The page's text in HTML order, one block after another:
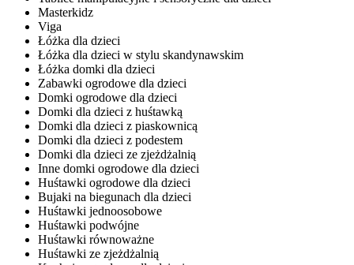
Masterkidz
Viga
Łóżka dla dzieci
Łóżka dla dzieci w stylu skandynawskim
Łóżka domki dla dzieci
Zabawki ogrodowe dla dzieci
Domki ogrodowe dla dzieci
Domki dla dzieci z huśtawką
Domki dla dzieci z piaskownicą
Domki dla dzieci z podestem
Domki dla dzieci ze zjeżdżalnią
Inne domki ogrodowe dla dzieci
Huśtawki ogrodowe dla dzieci
Bujaki na biegunach dla dzieci
Huśtawki jednoosobowe
Huśtawki podwójne
Huśtawki równoważne
Huśtawki ze zjeżdżalnią